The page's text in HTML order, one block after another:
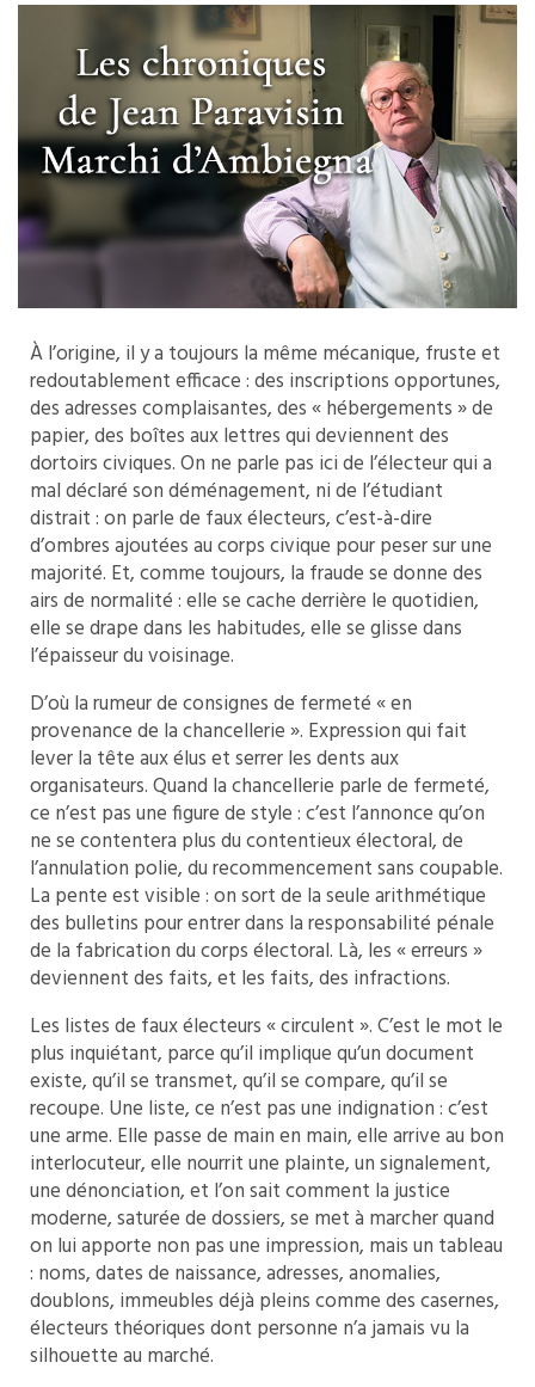
À l’origine, il y a toujours la même mécanique, fruste et
redoutablement efficace : des inscriptions opportunes,
des adresses complaisantes, des « hébergements » de
papier, des boîtes aux lettres qui deviennent des
dortoirs civiques. On ne parle pas ici de l’électeur qui a
mal déclaré son déménagement, ni de l’étudiant
distrait : on parle de faux électeurs, c’est-à-dire
d’ombres ajoutées au corps civique pour peser sur une
majorité. Et, comme toujours, la fraude se donne des
airs de normalité : elle se cache derrière le quotidien,
elle se drape dans les habitudes, elle se glisse dans
l’épaisseur du voisinage.
D’où la rumeur de consignes de fermeté « en
provenance de la chancellerie ». Expression qui fait
lever la tête aux élus et serrer les dents aux
organisateurs. Quand la chancellerie parle de fermeté,
ce n’est pas une figure de style : c’est l’annonce qu’on
ne se contentera plus du contentieux électoral, de
l’annulation polie, du recommencement sans coupable.
La pente est visible : on sort de la seule arithmétique
des bulletins pour entrer dans la responsabilité pénale
de la fabrication du corps électoral. Là, les « erreurs »
deviennent des faits, et les faits, des infractions.
Les listes de faux électeurs « circulent ». C’est le mot le
plus inquiétant, parce qu’il implique qu’un document
existe, qu’il se transmet, qu’il se compare, qu’il se
recoupe. Une liste, ce n’est pas une indignation : c’est
une arme. Elle passe de main en main, elle arrive au bon
interlocuteur, elle nourrit une plainte, un signalement,
une dénonciation, et l’on sait comment la justice
moderne, saturée de dossiers, se met à marcher quand
on lui apporte non pas une impression, mais un tableau
: noms, dates de naissance, adresses, anomalies,
doublons, immeubles déjà pleins comme des casernes,
électeurs théoriques dont personne n’a jamais vu la
silhouette au marché.